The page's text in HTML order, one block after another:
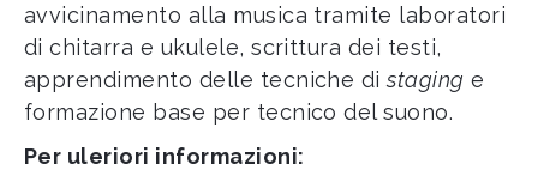
avvicinamento alla musica tramite laboratori
di chitarra e ukulele, scrittura dei testi,
apprendimento delle tecniche distaging e
formazione base per tecnico del suono.
Per uleriori informazioni: